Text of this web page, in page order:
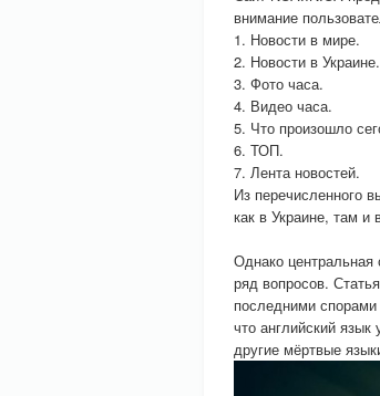
внимание
1. Новости в мире.
2. Новости в Украине.
3. Фото часа.
4. Видео часа.
5. Что произошло
6. ТОП.
7. Лента новостей.
Из перечисленного
как в Украине, там и
Однако центральная
ряд вопросов.
последними
что английский
другие мёртвые